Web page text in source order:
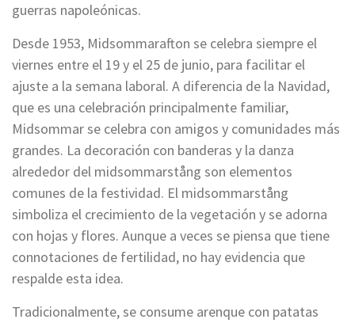
guerras napoleónicas.
Desde 1953, Midsommarafton se celebra siempre el
viernes entre el 19 y el 25 de junio, para facilitar el
ajuste a la semana laboral. A diferencia de la Navidad,
que es una celebración principalmente familiar,
Midsommar se celebra con amigos y comunidades más
grandes. La decoración con banderas y la danza
alrededor del midsommarstång son elementos
comunes de la festividad. El midsommarstång
simboliza el crecimiento de la vegetación y se adorna
con hojas y flores. Aunque a veces se piensa que tiene
connotaciones de fertilidad, no hay evidencia que
respalde esta idea.
Tradicionalmente, se consume arenque con patatas